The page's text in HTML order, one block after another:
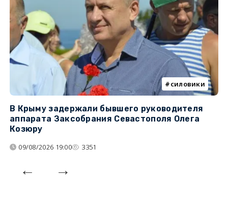
силовики
В Крыму задержали бывшего руководителя
аппарата Заксобрания Севастополя Олега
Козюру
09/08/2026 19:00 3351